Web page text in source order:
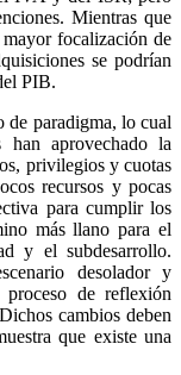
Mientras que
focalización de
se podrían
PIB.
de paradigma, lo cual
han aprovechado la
privilegios y cuotas
recursos y pocas
para cumplir los
más llano para el
y el subdesarrollo.
desolador y
de reflexión
cambios deben
que existe una